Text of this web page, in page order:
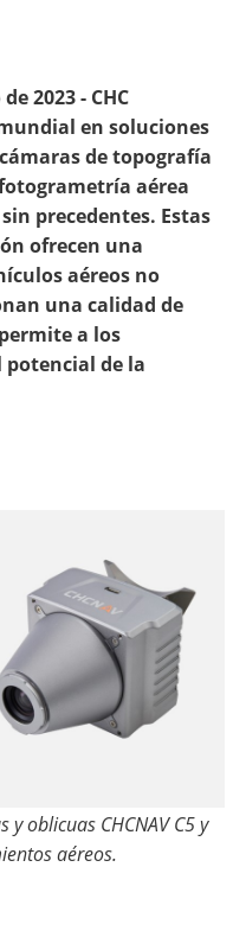
2023 - CHC
en soluciones
de topografía
aérea
precedentes. Estas
ofrecen una
aéreos no
una calidad de
a los
de la
oblicuas CHCNAV C5 y
aéreos.